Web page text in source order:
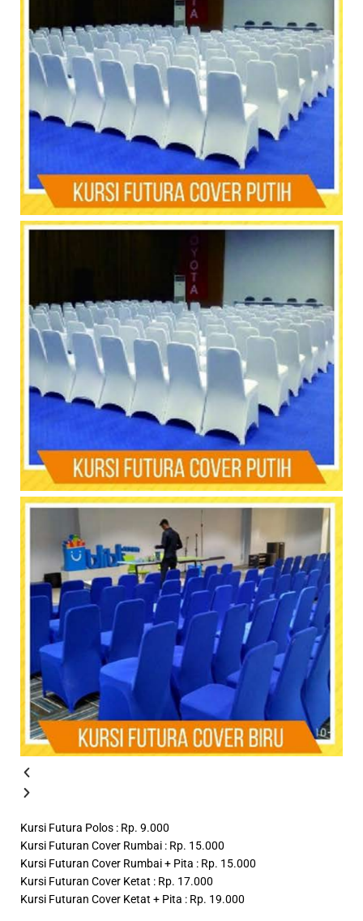
Kursi Futura Polos : Rp. 9.000
Kursi Futuran Cover Rumbai : Rp. 15.000
Kursi Futuran Cover Rumbai + Pita : Rp. 15.000
Kursi Futuran Cover Ketat : Rp. 17.000
Kursi Futuran Cover Ketat + Pita : Rp. 19.000